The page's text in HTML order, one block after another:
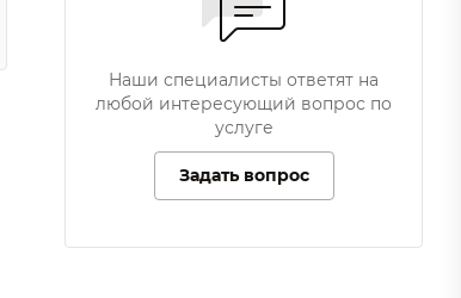
Наши специалисты ответят на
любой интересующий вопрос по
услуге
Задать вопрос